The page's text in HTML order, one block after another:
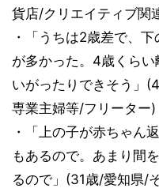
貨店/クリエイティブ関
・「うちは2歳差で、
が多かった。4歳くら
いがったりできそう」
専業主婦等/フリーター)
・「上の子が赤ちゃん
もあるので。あまり間
るので」(31歳/愛知県/